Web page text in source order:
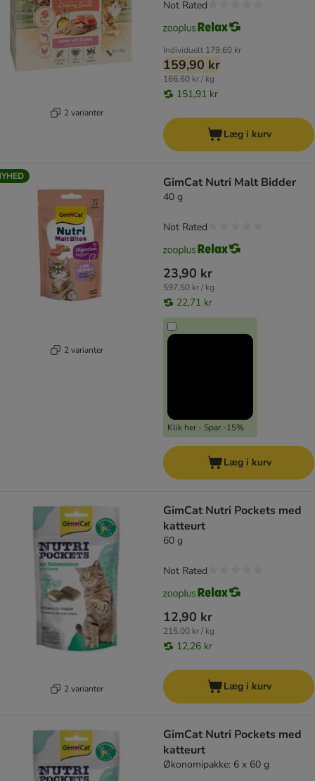
2 varianter
Individuelt 179,60 kr
159,90 kr
166,60 kr / kg
151,91 kr
Not Rated
Læg i kurv
2 varianter
GimCat Nutri Malt Bidder
40 g
23,90 kr
597,50 kr / kg
22,71 kr
Klik her - Spar -15%
Not Rated
Læg i kurv
2 varianter
GimCat Nutri Pockets med
katteurt
60 g
12,90 kr
215,00 kr / kg
12,26 kr
Not Rated
Læg i kurv
GimCat Nutri Pockets med
katteurt
Økonomipakke: 6 x 60 g